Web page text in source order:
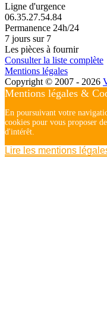
Ligne d'urgence
06.35.27.54.84
Permanence 24h/24
7 jours sur 7
Les pièces à fournir
Consulter la liste complète
Mentions légales
Copyright © 2007 - 2026
Mentions légales &
En poursuivant votre
cookies pour vous proposer
d'intérêt.
Lire les mentions